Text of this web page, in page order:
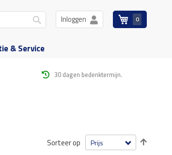
Inloggen Winkelwagen
0
& Service
30 dagen bedenktermijn.
Sorteer op Van